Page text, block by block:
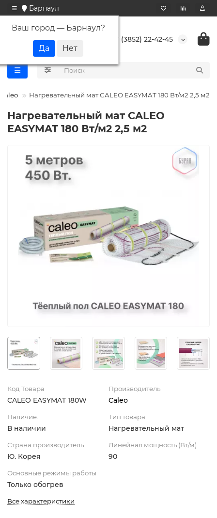
Барнаул
Ваш город — Барнаул?
+7 (3852) 22-42-45
Caleo Нагревательный мат CALEO EASYMAT 180 Вт/м2 2,5 м2
Нагревательный мат CALEO
EASYMAT 180 Вт/м2 2,5 м2
Код Товара
CALEO EASYMAT 180W
Производитель
Caleo
Наличие:
В наличии
Тип товара
Нагревательный мат
Страна производитель
Ю. Корея
Линейная мощность (Вт/м)
90
Основные режимы работы
Только обогрев
Все характеристики